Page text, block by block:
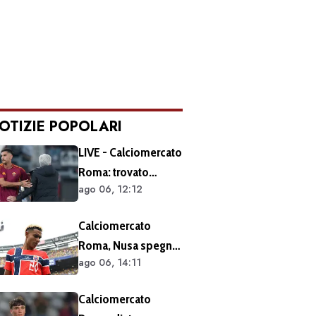
POPOLARI
LIVE - Calciomercato
Roma: trovato
l'accordo per il
Prolungamento di
un solo anno
ago 06, 12:12
Calciomercato
Roma, Nusa spegne
le voci sul futuro:
di lasciare il Lipsia. I
ago 06, 14:11
Calciomercato